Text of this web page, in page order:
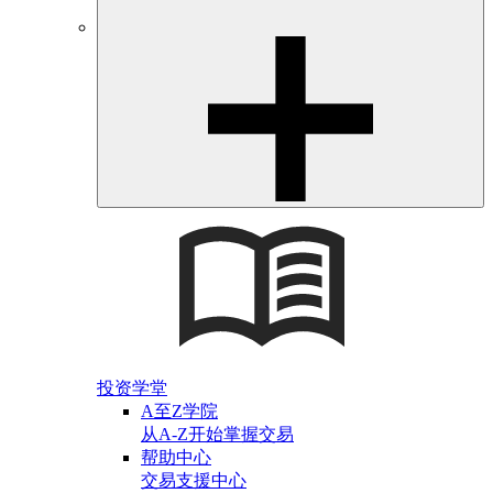
投资学堂
A至Z学院
从A-Z开始掌握交易
帮助中心
交易支援中心